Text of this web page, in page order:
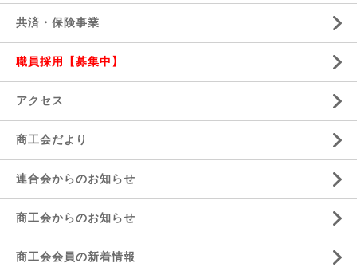
共済・保険事業
職員採用【募集中】
アクセス
商工会だより
連合会からのお知らせ
商工会からのお知らせ
商工会会員の新着情報